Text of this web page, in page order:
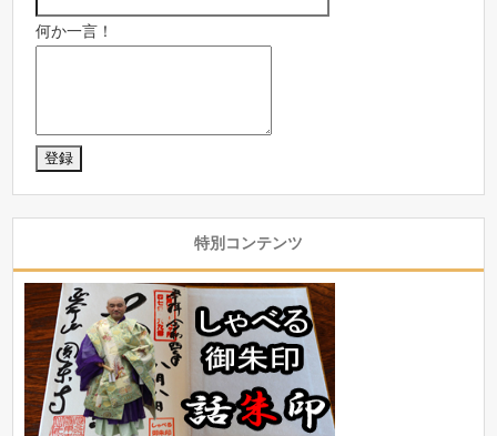
何か一言！
特別コンテンツ